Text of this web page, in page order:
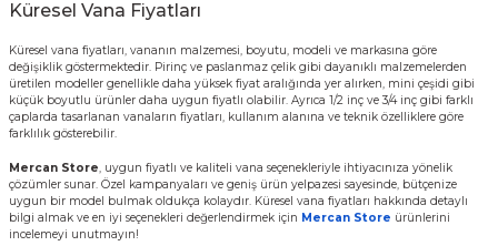
Küresel Vana Fiyatları
Küresel vana fiyatları, vananın malzemesi, boyutu, modeli ve markasına göre
değişiklik göstermektedir. Pirinç ve paslanmaz çelik gibi dayanıklı malzemelerden
üretilen modeller genellikle daha yüksek fiyat aralığında yer alırken, mini çeşidi gibi
küçük boyutlu ürünler daha uygun fiyatlı olabilir. Ayrıca 1/2 inç ve 3/4 inç gibi farklı
çaplarda tasarlanan vanaların fiyatları, kullanım alanına ve teknik özelliklere göre
farklılık gösterebilir.
Mercan Store, uygun fiyatlı ve kaliteli vana seçenekleriyle ihtiyacınıza yönelik
çözümler sunar. Özel kampanyaları ve geniş ürün yelpazesi sayesinde, bütçenize
uygun bir model bulmak oldukça kolaydır. Küresel vana fiyatları hakkında detaylı
bilgi almak ve en iyi seçenekleri değerlendirmek için Mercan Store ürünlerini
incelemeyi unutmayın!